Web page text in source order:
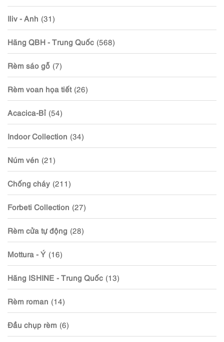
Iliv - Anh (31)
Hãng QBH - Trung Quốc (568)
Rèm sáo gỗ (7)
Rèm voan họa tiết (26)
Acacica-Bỉ (54)
Indoor Collection (34)
Núm vén (21)
Chống cháy (211)
Forbeti Collection (27)
Rèm cửa tự động (28)
Mottura - Ý (16)
Hãng ISHINE - Trung Quốc (13)
Rèm roman (14)
Đầu chụp rèm (6)